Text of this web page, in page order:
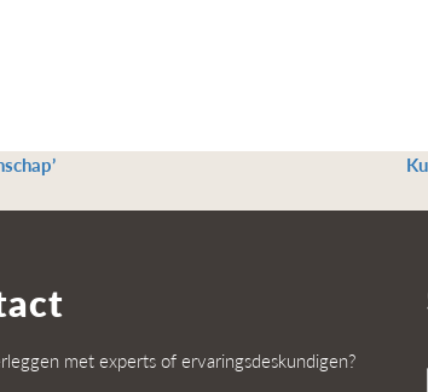
met experts of ervaringsdeskundigen?